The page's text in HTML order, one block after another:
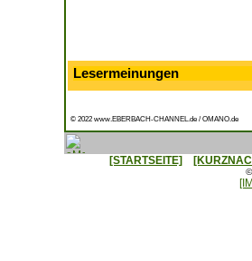
Lesermeinungen
© 2022 www.EBERBACH-CHANNEL.de / OMANO.de
[STARTSEITE]